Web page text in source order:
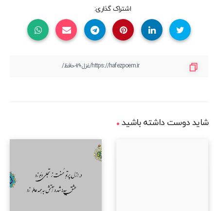
اشتراک گذاری:
شاید دوست داشته باشید